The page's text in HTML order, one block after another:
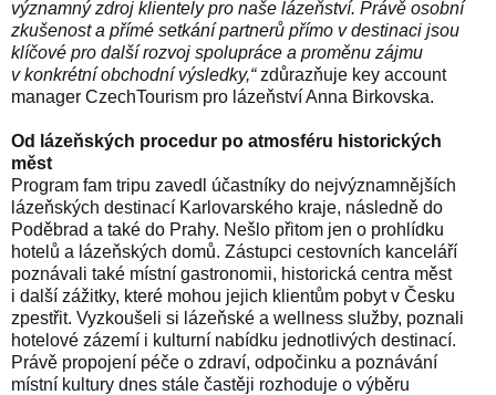
významný zdroj klientely pro naše lázeňství. Právě osobní
zkušenost a přímé setkání partnerů přímo v destinaci jsou
klíčové pro další rozvoj spolupráce a proměnu zájmu
v konkrétní obchodní výsledky,“zdůrazňuje key account
manager CzechTourism pro lázeňství Anna Birkovska.
Od lázeňských procedur po atmosféru historických
měst
Program fam tripu zavedl účastníky do nejvýznamnějších
lázeňských destinací Karlovarského kraje, následně do
Poděbrad a také do Prahy. Nešlo přitom jen o prohlídku
hotelů a lázeňských domů. Zástupci cestovních kanceláří
poznávali také místní gastronomii, historická centra měst
i další zážitky, které mohou jejich klientům pobyt v Česku
zpestřit. Vyz­koušeli si lázeňské a wellness služby, poznali
hotelové zázemí i kulturní nabídku jednotlivých destinací.
Právě propojení péče o zdraví, odpočinku a poznávání
místní kultury dnes stále častěji rozhoduje o výběru